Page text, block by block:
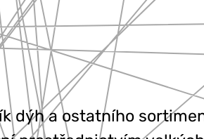
dýh a ostatního